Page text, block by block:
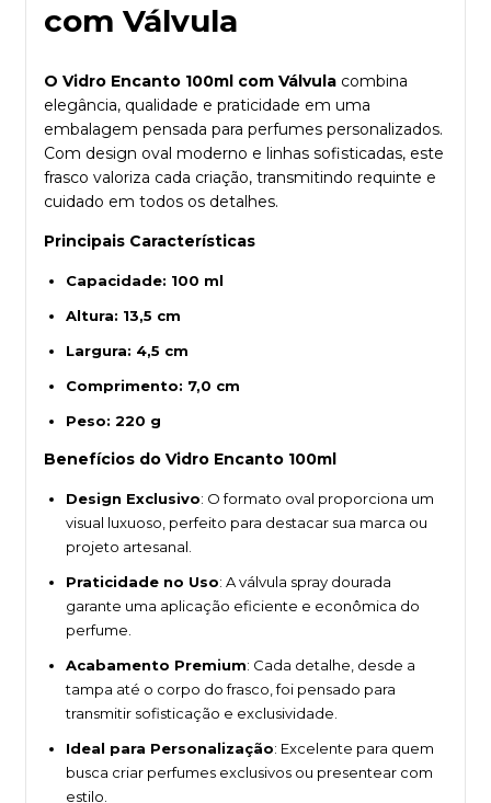
com Válvula
O Vidro Encanto 100ml com Válvula combina
elegância, qualidade e praticidade em uma
embalagem pensada para perfumes personalizados.
Com design oval moderno e linhas sofisticadas, este
frasco valoriza cada criação, transmitindo requinte e
cuidado em todos os detalhes.
Principais Características
Capacidade: 100 ml
Altura: 13,5 cm
Largura: 4,5 cm
Comprimento: 7,0 cm
Peso: 220 g
Benefícios do Vidro Encanto 100ml
Design Exclusivo: O formato oval proporciona um
visual luxuoso, perfeito para destacar sua marca ou
projeto artesanal.
Praticidade no Uso: A válvula spray dourada
garante uma aplicação eficiente e econômica do
perfume.
Acabamento Premium: Cada detalhe, desde a
tampa até o corpo do frasco, foi pensado para
transmitir sofisticação e exclusividade.
Ideal para Personalização: Excelente para quem
busca criar perfumes exclusivos ou presentear com
estilo.